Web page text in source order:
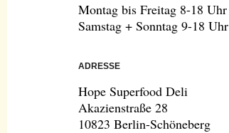
Montag bis Freitag 8-18 Uhr
Samstag + Sonntag 9-18 Uhr
ADRESSE
Hope Superfood Deli
Akazienstraße 28
10823 Berlin-Schöneberg